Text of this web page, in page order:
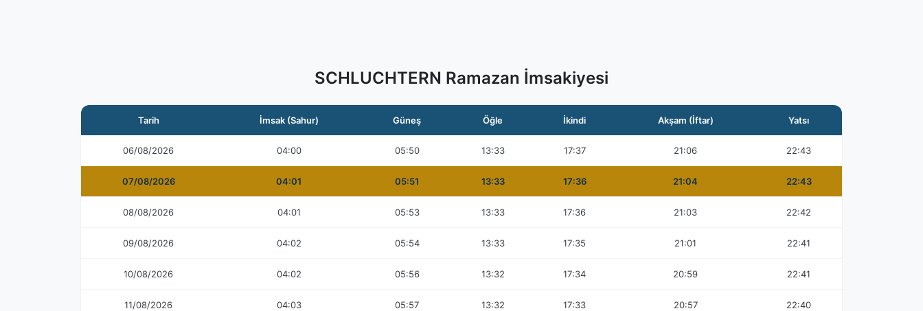
SCHLUCHTERN Ramazan İmsakiyesi
Tarih İmsak (Sahur) Güneş Öğle İkindi Akşam (İftar) Yatsı
06/08/2026 04:00 05:50 13:33 17:37 21:06 22:43
07/08/2026 04:01 05:51 13:33 17:36 21:04 22:43
08/08/2026 04:01 05:53 13:33 17:36 21:03 22:42
09/08/2026 04:02 05:54 13:33 17:35 21:01 22:41
10/08/2026 04:02 05:56 13:32 17:34 20:59 22:41
11/08/2026 04:03 05:57 13:32 17:33 20:57 22:40